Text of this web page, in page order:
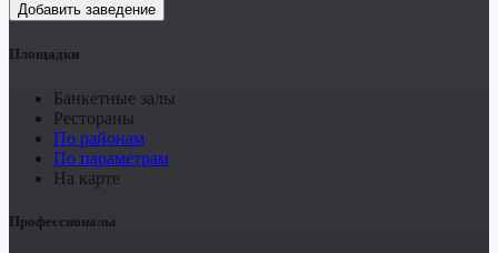
Добавить заведение
Площадки
Банкетные залы
Рестораны
По районам
По параметрам
На карте
Профессионалы